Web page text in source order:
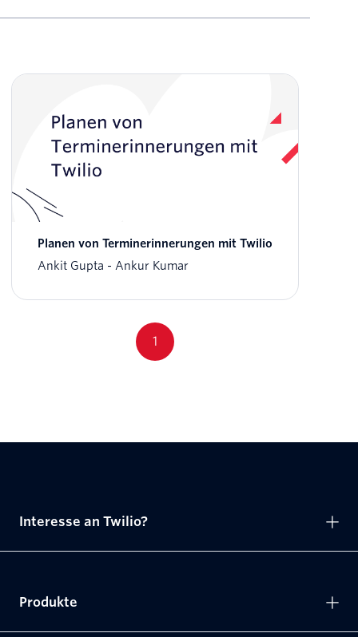
Planen von Terminerinnerungen mit Twilio
Ankit Gupta
Ankur Kumar
1
Interesse an Twilio?
Produkte